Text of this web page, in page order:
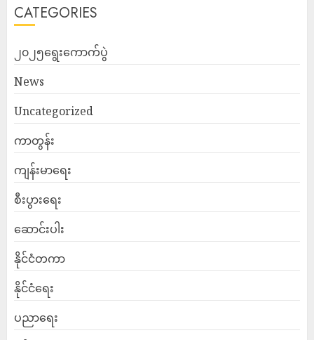
CATEGORIES
၂၀၂၅ရွေးကောက်ပွဲ
News
Uncategorized
ကာတွန်း
ကျန်းမာရေး
စီးပွားရေး
ဆောင်းပါး
နိုင်ငံတကာ
နိုင်ငံရေး
ပညာရေး